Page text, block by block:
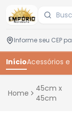
InícioAcessórios
Home
45cm x
45cm